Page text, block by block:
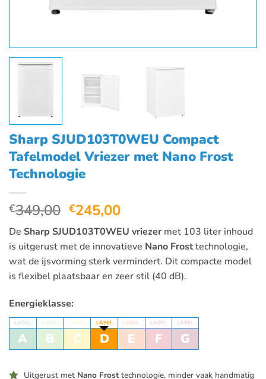
Sharp SJUD103T0WEU Compact
Tafelmodel Vriezer met Nano Frost
Technologie
€349,00 Oorspronkelijke
prijs
was:
€349,00.
€245,00Huidige
prijs
is:
€245,00.
De Sharp SJUD103T0WEU vriezer met 103 liter inhoud
is uitgerust met de innovatieve Nano Frosttechnologie,
wat de ijsvorming sterk vermindert. Dit compacte model
is flexibel plaatsbaar en zeer stil (40 dB).
Energieklasse:
LABEL
A
LABEL
B
LABEL
C
LABEL
D
LABEL
E
LABEL
F
LABEL
G
Uitgerust met Nano Frosttechnologie, minder vaak handmatig